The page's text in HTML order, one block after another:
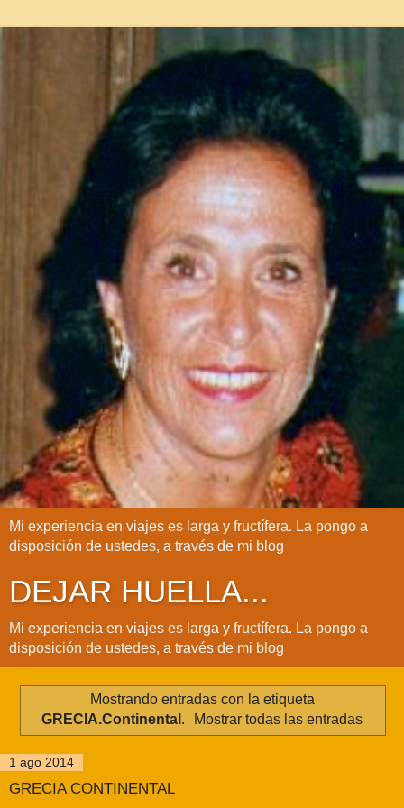
Mi experiencia en viajes es larga y fructífera. La pongo a
disposición de ustedes, a través de mi blog
DEJAR HUELLA...
Mi experiencia en viajes es larga y fructífera. La pongo a
disposición de ustedes, a través de mi blog
Mostrando entradas con la etiqueta
GRECIA.Continental . Mostrar todas las entradas
1 ago 2014
GRECIA CONTINENTAL